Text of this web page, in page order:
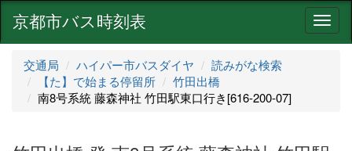
ナ
ビ
京都市バス時刻表
交通局 ハイパー市バスダイヤ
読みがな検索
【た】で始まる停留所
竹田出橋
南8号系統 藤森神社 竹田駅東口行き[616-200-07]